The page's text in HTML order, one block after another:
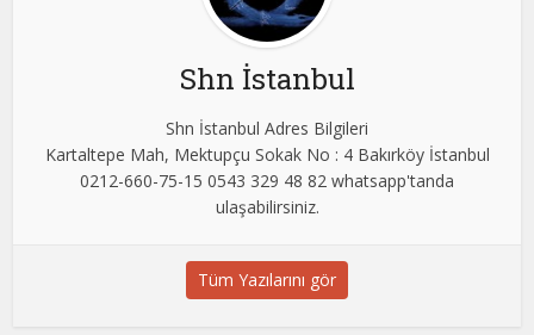
Shn İstanbul
Shn İstanbul Adres Bilgileri
Kartaltepe Mah, Mektupçu Sokak No : 4 Bakırköy İstanbul
0212-660-75-15 0543 329 48 82 whatsapp'tanda
ulaşabilirsiniz.
Tüm Yazılarını gör